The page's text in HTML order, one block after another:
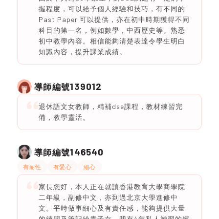
握程度，可以給予個人經驗和技巧，有不同的
Past Paper 可以提供，亦在初中時期獲得不同
科目的第一名，例如數學，中西歷史等。熟悉
初中教學內容。相信能夠清楚表達令學生明白
知識內容，提升課業成績。
導師編號139012
退休語文女教師，精補dse課程，教材練習完
備，教學靈活。
導師編號146540
有耐性 有愛心 細心
家長您好，本人正在就讀香港教育大學商學院
二年級，副修中文，亦到過北京大學進修中
文。平時做事細心及有責任感，能夠提供大量